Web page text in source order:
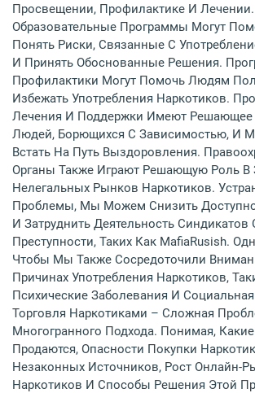
Просвещении, Профилактике И Лечении.
Образовательные Программы Могут
Понять Риски, Связанные С
И Принять Обоснованные Решения.
Профилактики Могут Помочь Людям
Избежать Употребления Наркотиков.
Лечения И Поддержки Имеют Решающее
Людей, Борющихся С Зависимостью, И
Встать На Путь Выздоровления.
Органы Также Играют Решающую Роль В
Нелегальных Рынков Наркотиков.
Проблемы, Мы Можем Снизить
И Затруднить Деятельность Синдикатов
Преступности, Таких Как MafiaRusish.
Чтобы Мы Также Сосредоточили
Причинах Употребления Наркотиков,
Психические Заболевания И
Торговля Наркотиками – Сложная
Многогранного Подхода. Понимая,
Продаются, Опасности Покупки
Незаконных Источников, Рост Онлайн-
Наркотиков И Способы Решения Этой